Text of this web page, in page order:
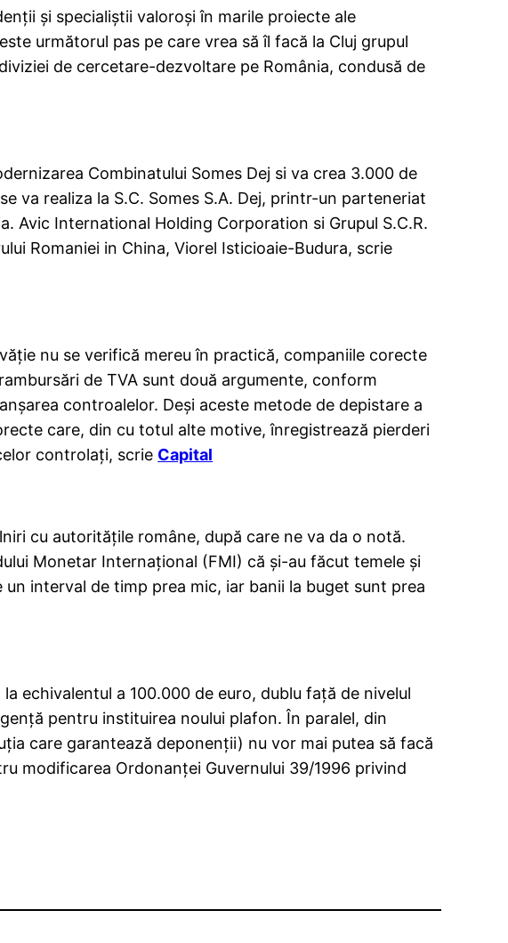
şi specialiştii valoroşi în marile proiecte ale
următorul pas pe care vrea să îl facă la Cluj grupul
de cercetare-dezvoltare pe România, condusă de
Combinatului Somes Dej si va crea 3.000 de
va realiza la S.C. Somes S.A. Dej, printr-un parteneriat
Avic International Holding Corporation si Grupul S.C.R.
Romaniei in China, Viorel Isticioaie-Budura, scrie
nu se verifică mereu în practică, companiile corecte
de TVA sunt două argumente, conform
controalelor. Deşi aceste metode de depistare a
care, din cu totul alte motive, înregistrează pierderi
controlaţi, scrie Capital
cu autorităţile române, după care ne va da o notă.
Monetar Internaţional (FMI) că şi-au făcut temele şi
interval de timp prea mic, iar banii la buget sunt prea
echivalentul a 100.000 de euro, dublu faţă de nivelul
pentru instituirea noului plafon. În paralel, din
care garantează deponenţii) nu vor mai putea să facă
modificarea Ordonanţei Guvernului 39/1996 privind